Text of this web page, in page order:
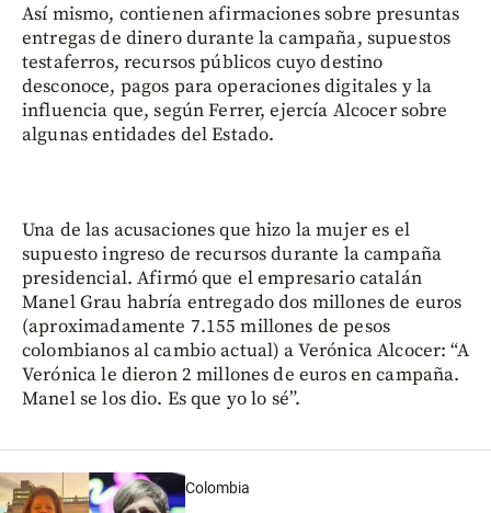
Así mismo, contienen afirmaciones sobre presuntas
entregas de dinero durante la campaña, supuestos
testaferros, recursos públicos cuyo destino
desconoce, pagos para operaciones digitales y la
influencia que, según Ferrer, ejercía Alcocer sobre
algunas entidades del Estado.
Una de las acusaciones que hizo la mujer es el
supuesto ingreso de recursos durante la campaña
presidencial. Afirmó que el empresario catalán
Manel Grau habría entregado dos millones de euros
(aproximadamente 7.155 millones de pesos
colombianos al cambio actual) a Verónica Alcocer: “A
Verónica le dieron 2 millones de euros en campaña.
Manel se los dio. Es que yo lo sé”.
Colombia